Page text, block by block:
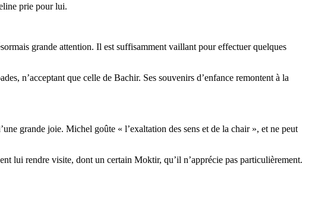
prie pour lui.
grande attention. Il est suffisamment vaillant pour effectuer quelques
n’acceptant que celle de Bachir. Ses souvenirs d’enfance remontent à la
grande joie. Michel goûte « l’exaltation des sens et de la chair », et ne peut
lui rendre visite, dont un certain Moktir, qu’il n’apprécie pas particulièrement.